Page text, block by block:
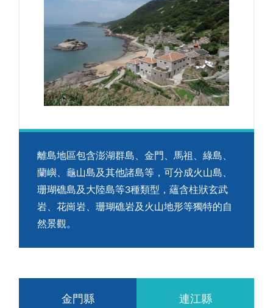
離島地區包含澎湖群島、金門、馬祖、綠島、
蘭嶼、龜山島及其他諸島等，可分成火山島、
珊瑚礁島及大陸島等3種類型，蘊含柱狀玄武
岩、花崗岩、珊瑚礁岩及火山地形等獨特的自
然景觀。
金門縣 連江縣